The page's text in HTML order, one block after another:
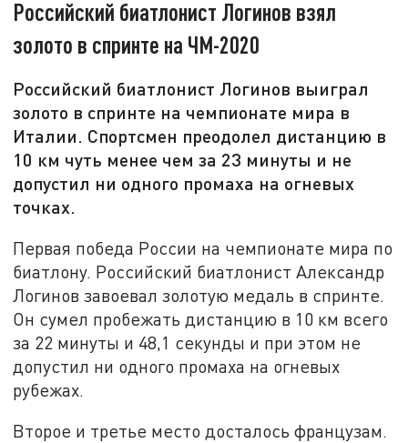
Российский биатлонист Логинов взял
золото в спринте на ЧМ-2020
Российский биатлонист Логинов выиграл
золото в спринте на чемпионате мира в
Италии. Спортсмен преодолел дистанцию в
10 км чуть менее чем за 23 минуты и не
допустил ни одного промаха на огневых
точках.
Первая победа России на чемпионате мира по
биатлону. Российский биатлонист Александр
Логинов завоевал золотую медаль в спринте.
Он сумел пробежать дистанцию в 10 км всего
за 22 минуты и 48,1 секунды и при этом не
допустил ни одного промаха на огневых
рубежах.
Второе и третье место досталось французам.